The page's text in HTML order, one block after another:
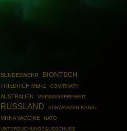
BUNDESWEHR BIONTECH
FRIEDRICH MERZ COMIRNATY
AUSTRALIEN MEINUNGSFREIHEIT
RUSSLAND SCHWARZER KANAL
MRNA VACCINE
NATO
UNTERSUCHUNGSAUSSCHUSS